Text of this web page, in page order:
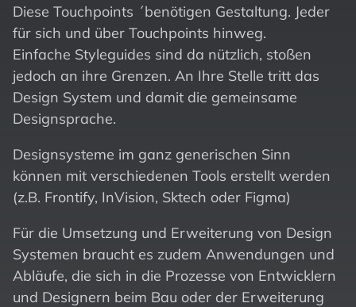
Diese Touchpoints ´benötigen Gestaltung. Jeder
für sich und über Touchpoints hinweg.
Einfache Styleguides sind da nützlich, stoßen
jedoch an ihre Grenzen. An Ihre Stelle tritt das
Design System und damit die gemeinsame
Designsprache.
Designsysteme im ganz generischen Sinn
können mit verschiedenen Tools erstellt werden
(z.B. Frontify, InVision, Sktech oder Figma)
Für die Umsetzung und Erweiterung von Design
Systemen braucht es zudem Anwendungen und
Abläufe, die sich in die Prozesse von Entwicklern
und Designern beim Bau oder der Erweiterung